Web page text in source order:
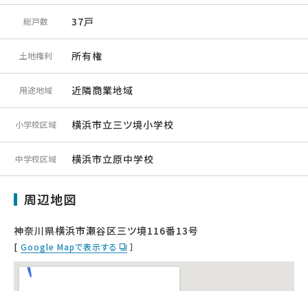
総戸数 37戸
土地権利 所有権
用途地域 近隣商業地域
小学校区域 横浜市立三ツ境小学校
中学校区域 横浜市立原中学校
周辺地図
神奈川県横浜市瀬谷区三ツ境116番13号
[ Google Mapで表示する ］